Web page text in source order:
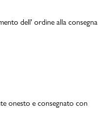
dell' ordine alla consegna
onesto e consegnato con